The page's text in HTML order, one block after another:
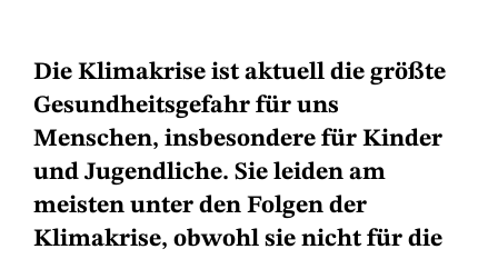
Die Klimakrise ist aktuell die größte
Gesundheitsgefahr für uns
Menschen, insbesondere für Kinder
und Jugendliche. Sie leiden am
meisten unter den Folgen der
Klimakrise, obwohl sie nicht für die